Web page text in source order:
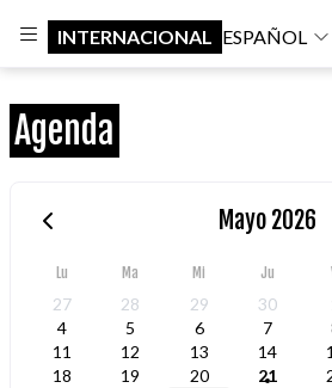
INTERNACIONAL ESPAÑOL
Agenda
Mayo 2026
Lu Ma Mi Ju
27 28 29 30
4
5 6 7
11
12 13 14
18
19 20 21